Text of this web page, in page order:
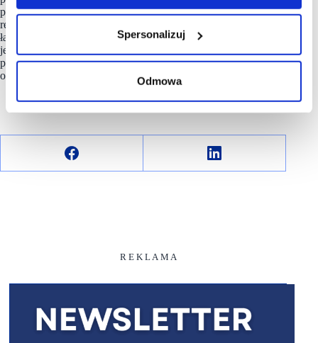
Spersonalizuj
Odmowa
projektowanie odzieży w sposób umożliwiający jej późniejszy
recykling, zmniejszenie śladu węglowego o połowę w całym
łańcuchu wartości, rezygnację z wyrobów plastikowych
jednorazowego użytku oraz dążenie do zapewnienia
pracownikom łańcucha dostaw godziwej płacy. Informacje
o tych zobowiązaniach i wiele więcej można znaleźć tutaj.
R E K L A M A